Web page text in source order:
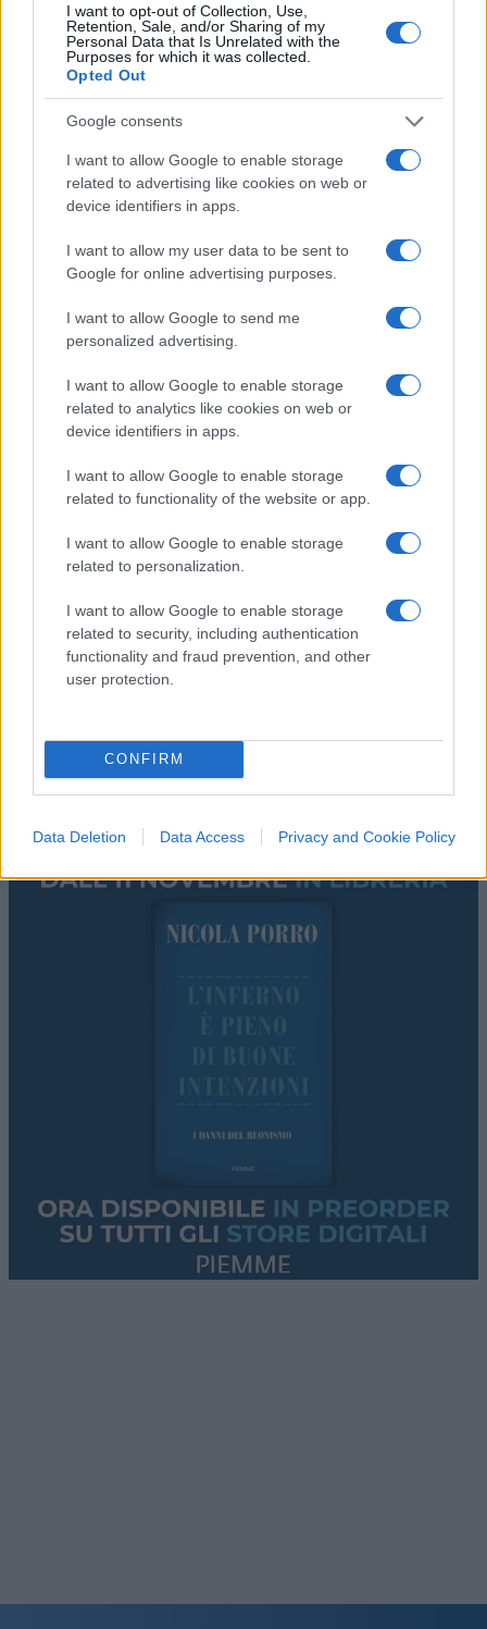
I want to opt-out of Collection, Use,
Retention, Sale, and/or Sharing of my
Personal Data that Is Unrelated with the
Purposes for which it was collected.
Opted Out
Google consents
I want to allow Google to enable storage
related to advertising like cookies on web or
device identifiers in apps.
I want to allow my user data to be sent to
Google for online advertising purposes.
I want to allow Google to send me
personalized advertising.
I want to allow Google to enable storage
related to analytics like cookies on web or
device identifiers in apps.
I want to allow Google to enable storage
related to functionality of the website or app.
I want to allow Google to enable storage
related to personalization.
I want to allow Google to enable storage
related to security, including authentication
functionality and fraud prevention, and other
user protection.
CONFIRM
Data Deletion Data Access Privacy and Cookie Policy
IL PIÙ LETTO DEL MESE
ECONOMIA
lastrico solare